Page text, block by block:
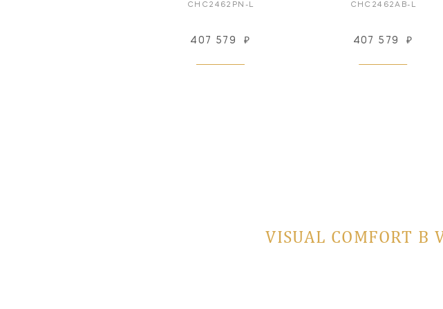
CHC2462PN-L
407 579 ₽
CHC2462AB-L
407 579 ₽
VISUAL COMFORT В